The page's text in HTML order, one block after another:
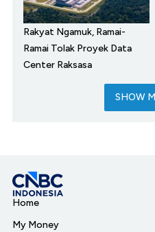
Rakyat Ngamuk, Ramai-
Ramai Tolak Proyek Data
Center Raksasa
SHOW
Home
My Money